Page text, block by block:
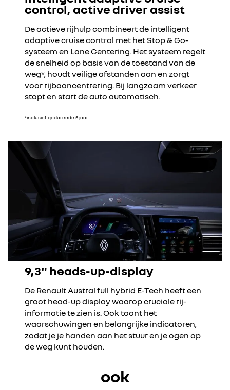
control, active driver assist
De actieve rijhulp combineert de intelligent
adaptive cruise control met het Stop & Go-
systeem en Lane Centering. Het systeem regelt
de snelheid op basis van de toestand van de
weg*, houdt veilige afstanden aan en zorgt
voor rijbaancentrering. Bij langzaam verkeer
stopt en start de auto automatisch.
*inclusief gedurende 5 jaar
9,3" heads-up-display
De Renault Austral full hybrid E-Tech heeft een
groot head-up display waarop cruciale rij-
informatie te zien is. Ook toont het
waarschuwingen en belangrijke indicatoren,
zodat je je handen aan het stuur en je ogen op
de weg kunt houden.
ook